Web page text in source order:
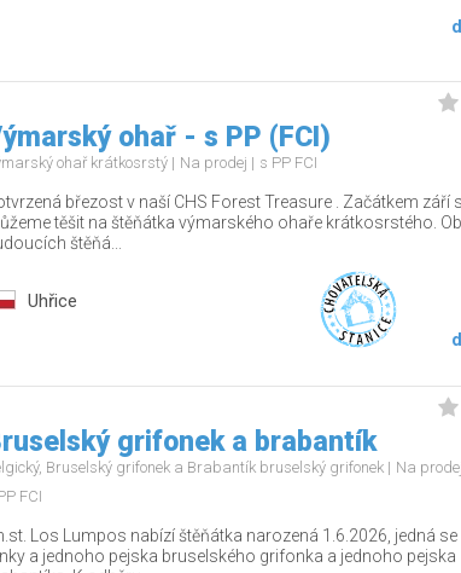
ohař - s PP (FCI)
ohař krátkosrstý Na prodej s PP FCI
březost v naší CHS Forest Treasure . Začátkem září
těšit na štěňátka výmarského ohaře krátkosrstého.
štěňá...
Uhřice
grifonek a brabantík
Bruselský grifonek a Brabantík bruselský grifonek
Na prodej
FCI
Los Lumpos nabízí štěňátka narozená 1.6.2026, jedná se
a jednoho pejska bruselského grifonka a jednoho pejska